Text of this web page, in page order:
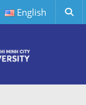
English